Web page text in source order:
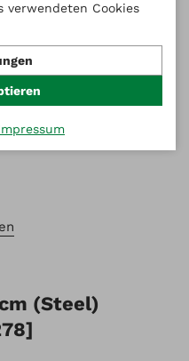
(Steel)
verwendeten Cookies